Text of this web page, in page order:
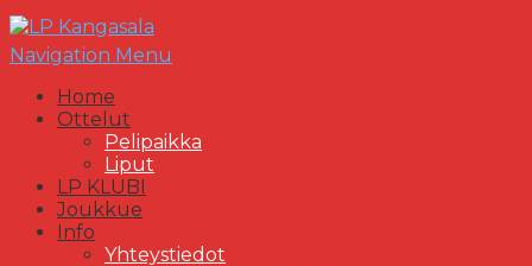
Navigation Menu
Home
Ottelut
Pelipaikka
Liput
LP KLUBI
Joukkue
Info
Yhteystiedot